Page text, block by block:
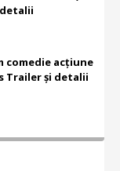
comedie acțiune
Trailer și detalii